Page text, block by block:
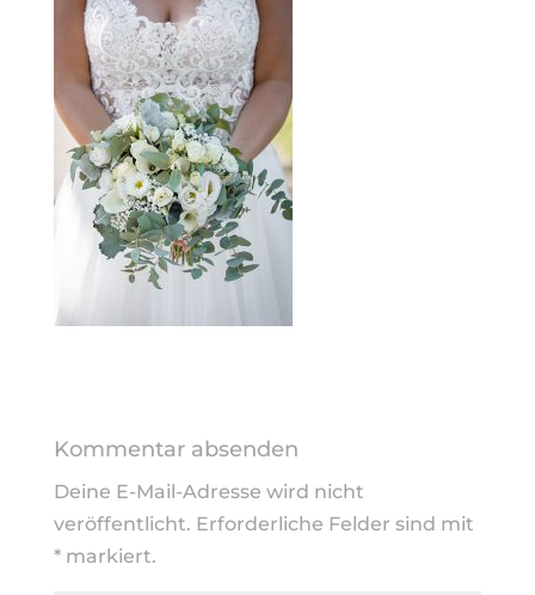
Kommentar absenden
Deine E-Mail-Adresse wird nicht
veröffentlicht. Erforderliche Felder sind mit
*markiert.